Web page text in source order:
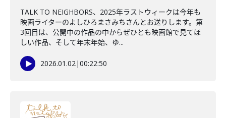
TALK TO NEIGHBORS、2025年ラストウィークは今年も
映画ライターのよしひろまさみちさんとお送りします。第
3回目は、公開中の作品の中からぜひとも映画館で見てほ
しい作品、そして年末年始、ゆ...
2026.01.02|00:22:50